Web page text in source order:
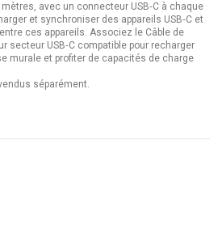
avec un connecteur USB‑C à chaque
et synchroniser des appareils USB‑C et
ces appareils. Associez le Câble de
secteur USB‑C compatible pour recharger
murale et profiter de capacités de charge
séparément.